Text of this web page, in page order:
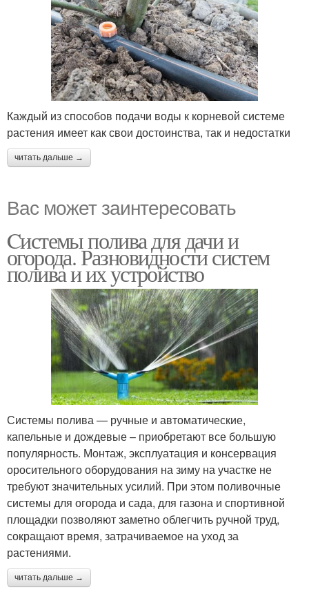
Каждый из способов подачи воды к корневой системе
растения имеет как свои достоинства, так и недостатки
читать дальше →
Вас может заинтересовать
Cистемы полива для дачи и
огорода. Разновидности систем
полива и их устройство
Системы полива — ручные и автоматические,
капельные и дождевые – приобретают все большую
популярность. Монтаж, эксплуатация и консервация
оросительного оборудования на зиму на участке не
требуют значительных усилий. При этом поливочные
системы для огорода и сада, для газона и спортивной
площадки позволяют заметно облегчить ручной труд,
сокращают время, затрачиваемое на уход за
растениями.
читать дальше →